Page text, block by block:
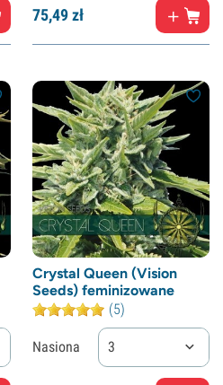
75,49zł
Crystal Queen (Vision
Seeds) feminizowane
(5)
Nasiona 3